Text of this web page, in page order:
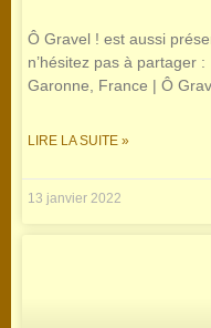
Ô Gravel ! est aussi
n’hésitez pas à partager
Garonne, France | Ô
LIRE LA SUITE »
13 janvier 2022